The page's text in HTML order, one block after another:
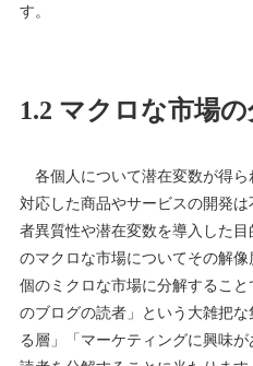
す。
1.2 マクロな市場
各個人について潜在変数が得ら
対応した商品やサービスの開発
者異質性や潜在変数を導入した
のマクロな市場についてその解
個のミクロな市場に分解するこ
のブログの読者」という大雑把
る層」「マーケティングに興味